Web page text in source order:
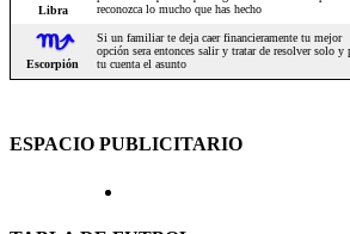
ESPACIO PUBLICITARIO